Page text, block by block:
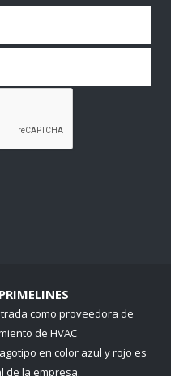
como proveedora de
de HVAC
en color azul y rojo es
de la empresa.